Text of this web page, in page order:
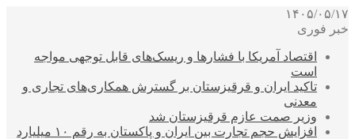
۱۴۰۵/۰۵/۱۷
خبر فوری
اقتصاد آمریکا با فشارها و ریسک‌های قابل توجهی مواجه
است
تاکید ایران و قرقیزستان بر گسترش همکاری‌های تجاری و
معدنی
وزیر صمت عازم قرقیزستان شد
افزایش حجم تجارت بین ایران و پاکستان به رقم ۱۰ میلیارد